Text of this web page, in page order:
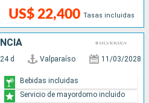
US$ 22,400 Tasas incluidas
24 d Valparaíso 11/03/2028
Bebidas incluidas
Servicio de mayordomo incluido